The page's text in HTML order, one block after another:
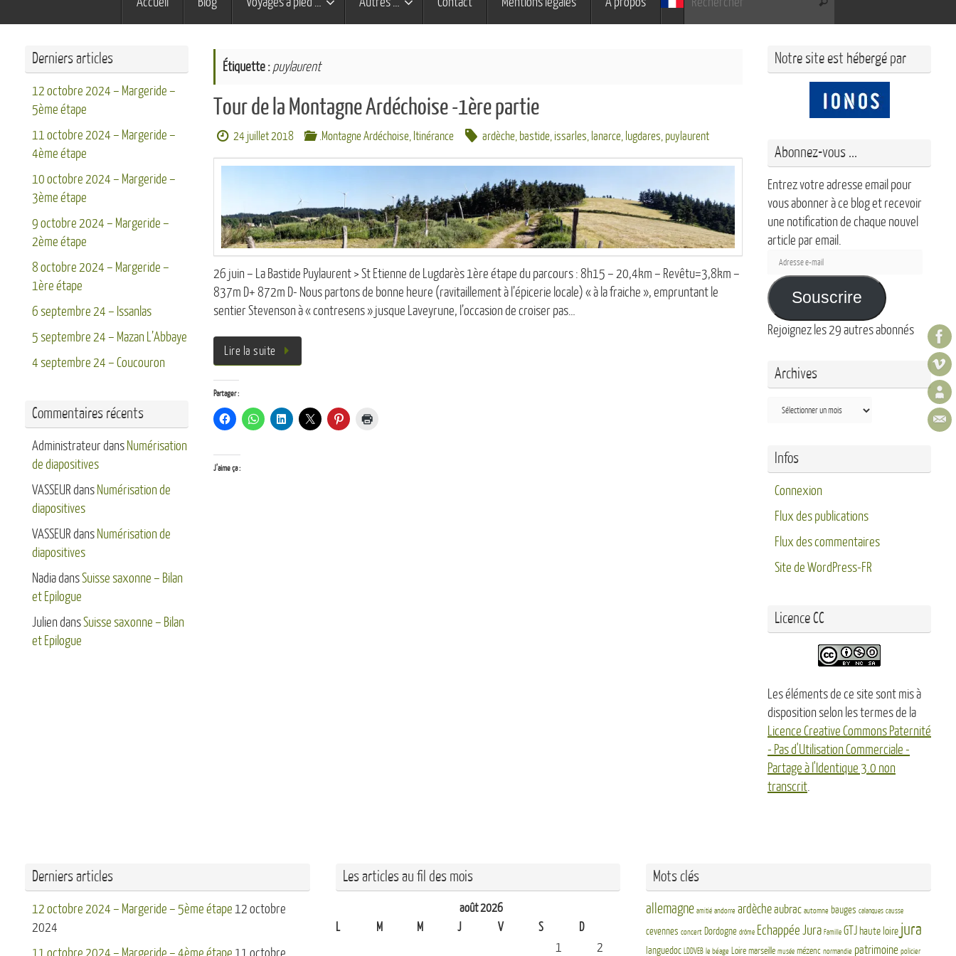
Étiquette : puylaurent
Tour de la Montagne Ardéchoise -1ère partie
24 juillet 2018 .Montagne Ardéchoise, Itinérance ardèche, bastide, issarles, lanarce, lugdares, puylaurent
26 juin – La Bastide Puylaurent > St Etienne de Lugdarès 1ère étape du parcours : 8h15 – 20,4km – Revêtu=3,8km –
837m D+ 872m D- Nous partons de bonne heure (ravitaillement à l’épicerie locale) « à la fraiche », empruntant le
sentier Stevenson à « contresens » jusque Laveyrune, l’occasion de croiser pas…
Lire la suite
Partager :
J’aime ça :
Derniers articles
12 octobre 2024 – Margeride –
5ème étape
11 octobre 2024 – Margeride –
4ème étape
10 octobre 2024 – Margeride –
3ème étape
9 octobre 2024 – Margeride –
2ème étape
8 octobre 2024 – Margeride –
1ère étape
6 septembre 24 – Issanlas
5 septembre 24 – Mazan L’Abbaye
4 septembre 24 – Coucouron
Commentaires récents
Administrateurdans Numérisation
de diapositives
VASSEUR dans Numérisation de
diapositives
VASSEUR dans Numérisation de
diapositives
NadiadansSuisse saxonne – Bilan
et Epilogue
Julien dansSuisse saxonne – Bilan
et Epilogue
Notre site est hébergé par
Abonnez-vous ...
Entrez votre adresse email pour
vous abonner à ce blog et recevoir
une notification de chaque nouvel
article par email.
Adresse
e-
mail
Souscrire
Rejoignez les 29 autres abonnés
Archives
Archives
Infos
Connexion
Flux des publications
Flux des commentaires
Site de WordPress-FR
Licence CC
Les éléments de ce site sont mis à
disposition selon les termes de la
Licence Creative Commons Paternité
- Pas d'Utilisation Commerciale -
Partage à l'Identique 3.0 non
transcrit
Derniers articles
12 octobre 2024 – Margeride – 5ème étape 12 octobre
2024
11 octobre 2024 – Margeride – 4ème étape 11 octobre
Les articles au fil des mois
août 2026
L
M M J V S D
1
2
Mots clés
allemagne amitié andorre ardècheaubrac automne bauges calanques causse
cevennes concert Dordogne drôme Echappée Jura Famille GTJ haute loire jura
languedoc LDDVEB le béage Loire marseille musée mézenc normandie patrimoine policier